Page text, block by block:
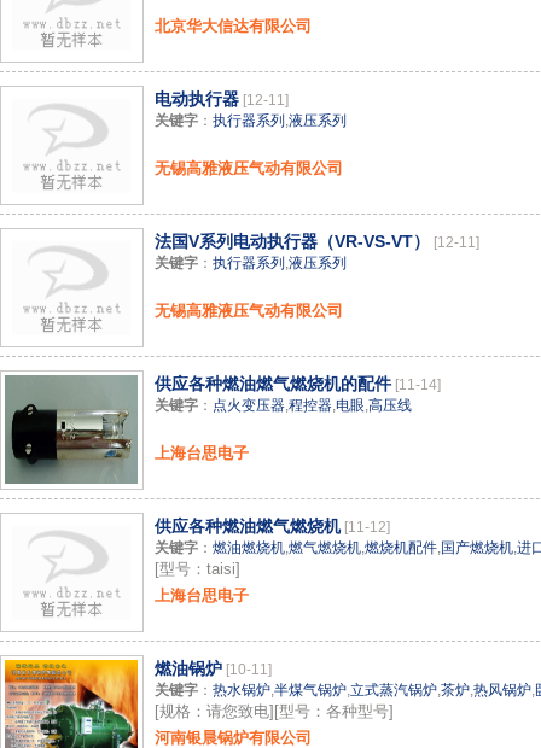
北京华大信达有限公司
电动执行器 [12-11]
关键字 ： 执行器系列 ,液压系列
无锡高雅液压气动有限公司
法国V系列电动执行器（VR-VS-VT）
[12-11]
关键字 ： 执行器系列 ,液压系列
无锡高雅液压气动有限公司
供应各种燃油燃气燃烧机的配件 [11-14]
关键字 ： 点火变压器,程控器,电眼,高压线
上海台思电子
供应各种燃油燃气燃烧机 [11-12]
关键字 ： 燃油燃烧机,燃气燃烧机,燃烧机配件,国产燃烧机,进
[型号：taisi]
上海台思电子
燃油锅炉 [10-11]
关键字 ： 热水锅炉,半煤气锅炉,立式蒸汽锅炉,茶炉,热风锅炉,
[规格：请您致电][型号：各种型号]
河南银晨锅炉有限公司